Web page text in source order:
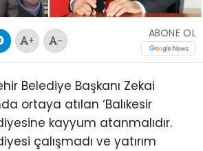
+ -
ABONE OL
Belediye Başkanı Zekai
ortaya atılan ‘Balıkesir
kayyum atanmalıdır.
çalışmadı ve yatırım